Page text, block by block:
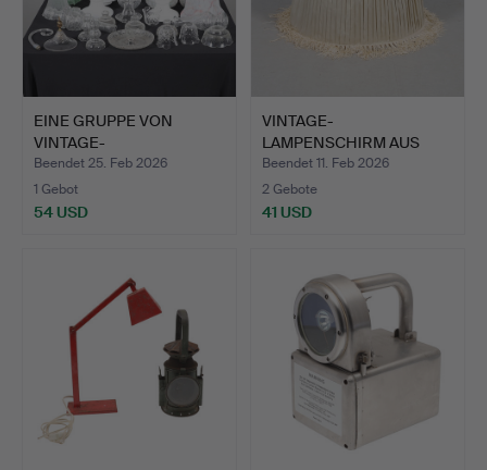
EINE GRUPPE VON
VINTAGE-
GLASLAMPENSCHIRMEN
…
Beendet 25. Feb 2026
1 Gebot
54 USD
VINTAGE-
LAMPENSCHIRM AUS
SEIDE, PLISSIERT.
Beendet 11. Feb 2026
2 Gebote
41 USD